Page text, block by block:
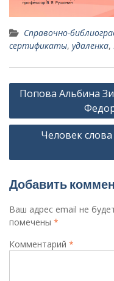
Справочно-
сертификаты, удаленка,
Навигация
записям
Попова Альбина
Человек
Добавить
Ваш адрес email не
помечены *
Комментарий *